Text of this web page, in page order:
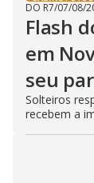
DO R7/07/08/
Flash
em
seu
Solteiros
recebem a